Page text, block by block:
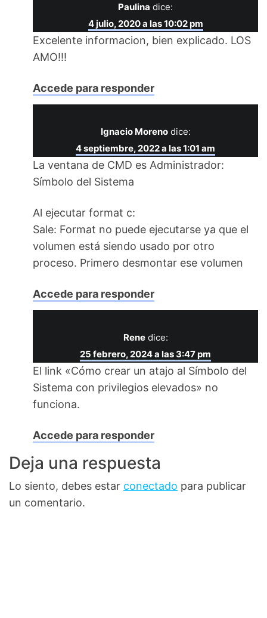
Paulina dice:
4 julio, 2020 a las 10:02 pm
Excelente informacion, bien explicado. LOS
AMO!!!
Accede para responder
Ignacio Moreno dice:
4 septiembre, 2022 a las 1:01 am
La ventana de CMD es Administrador:
Símbolo del Sistema
Al ejecutar format c:
Sale: Format no puede ejecutarse ya que el
volumen está siendo usado por otro
proceso. Primero desmontar ese volumen
Accede para responder
Rene dice:
25 febrero, 2024 a las 3:47 pm
El link «Cómo crear un atajo al Símbolo del
Sistema con privilegios elevados» no
funciona.
Accede para responder
Deja una respuesta
Lo siento, debes estar conectado para publicar
un comentario.